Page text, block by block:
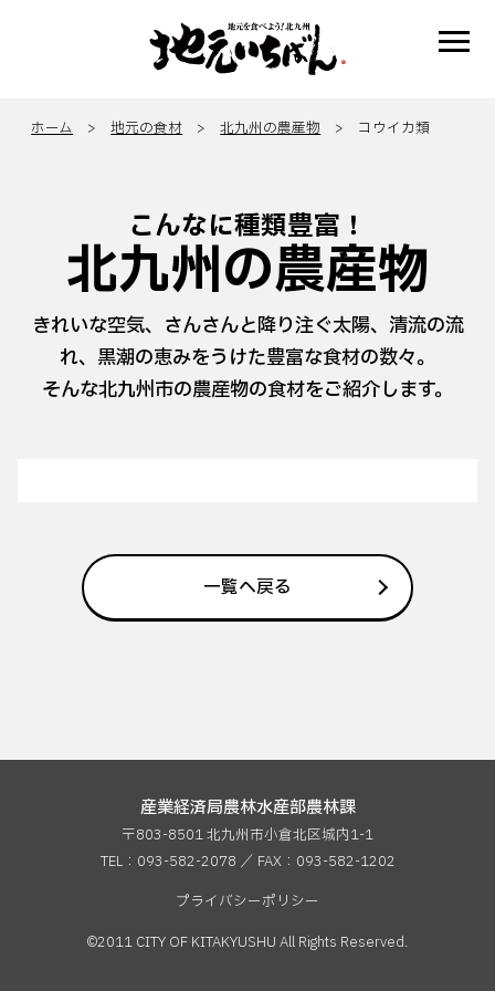
ホーム >地元の食材 >北九州の農産物 > コウイカ類
こんなに種類豊富！
北九州の農産物
きれいな空気、さんさんと降り注ぐ太陽、清流の流
れ、黒潮の恵みをうけた豊富な食材の数々。
そんな北九州市の農産物の食材をご紹介します。
一覧へ戻る
産業経済局農林水産部農林課
〒803-8501 北九州市小倉北区城内1-1
TEL：093-582-2078 ／ FAX： 093-582-1202
プライバシーポリシー
©2011 CITY OF KITAKYUSHU All Rights Reserved.